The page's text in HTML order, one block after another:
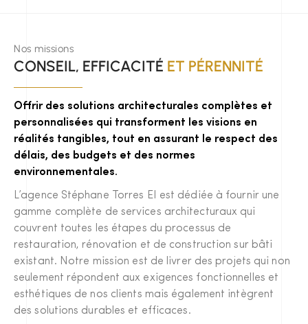
Nos missions
CONSEIL, EFFICACITÉ ET PÉRENNITÉ
Offrir des solutions architecturales complètes et
personnalisées qui transforment les visions en
réalités tangibles, tout en assurant le respect des
délais, des budgets et des normes
environnementales.
L’agence Stéphane Torres EI est dédiée à fournir une
gamme complète de services architecturaux qui
couvrent toutes les étapes du processus de
restauration, rénovation et de construction sur bâti
existant. Notre mission est de livrer des projets qui non
seulement répondent aux exigences fonctionnelles et
esthétiques de nos clients mais également intègrent
des solutions durables et efficaces.